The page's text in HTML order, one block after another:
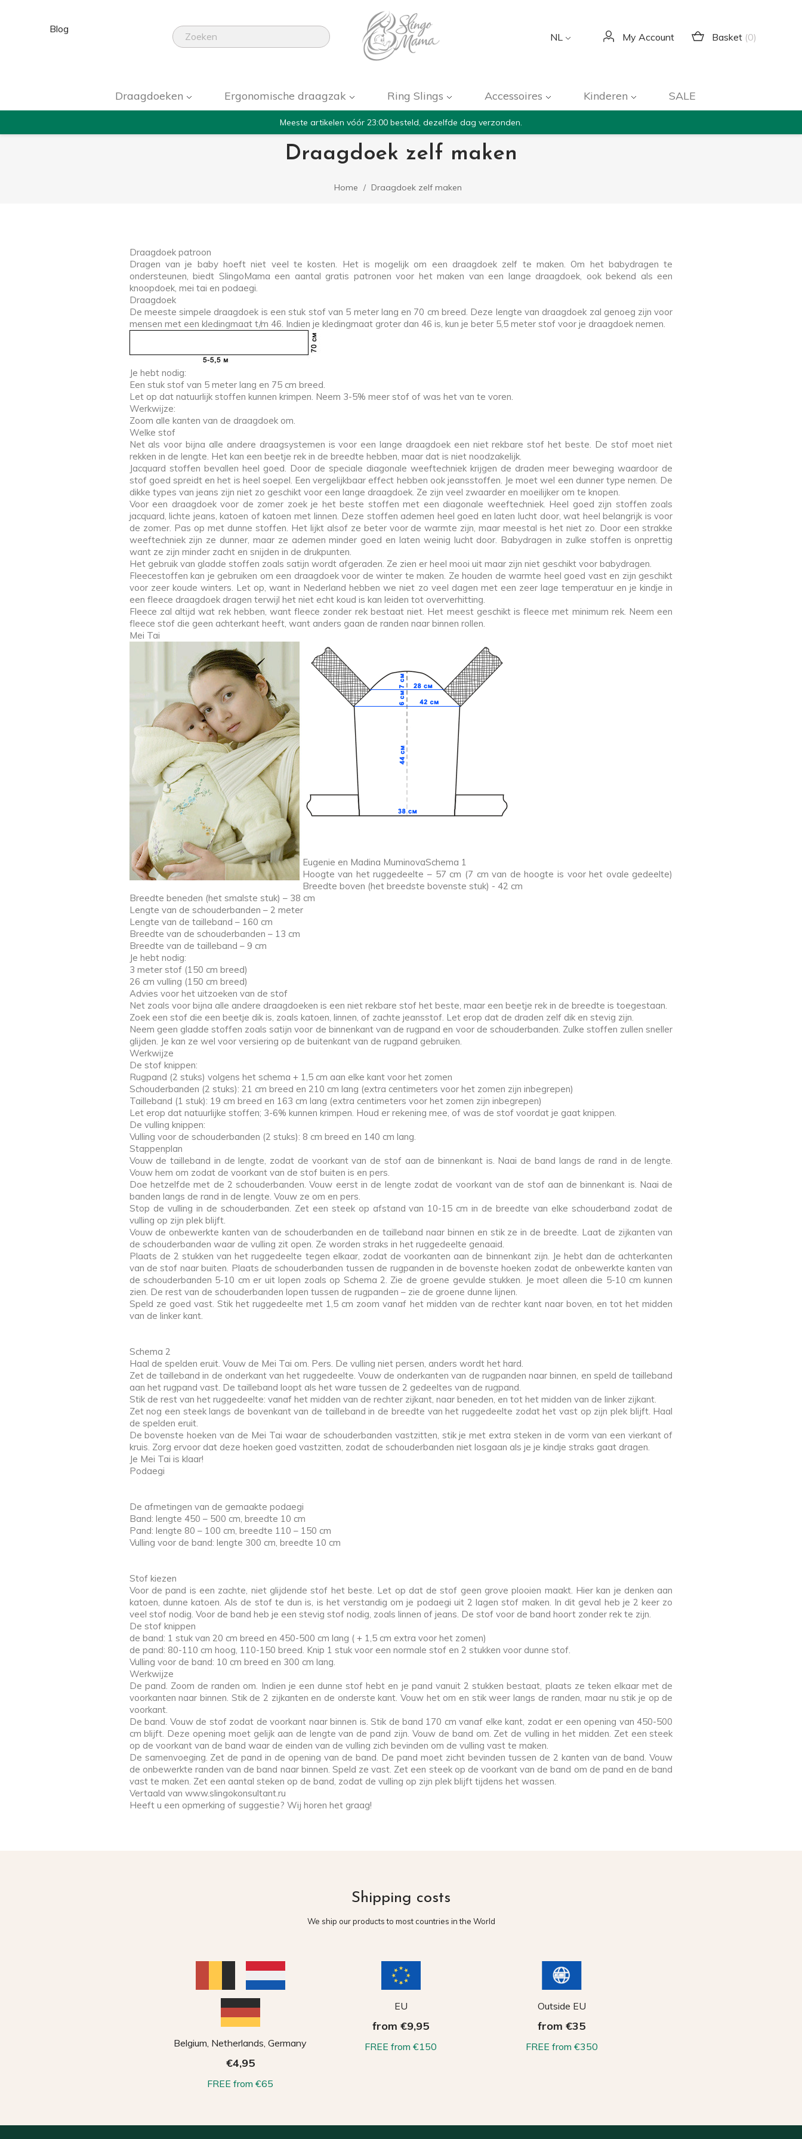
Blog
NL My Account Basket (0)
Draagdoeken Ergonomische draagzak Ring Slings Accessoires Kinderen SALE
Meeste artikelen vóór 23:00 besteld, dezelfde dag verzonden.
Draagdoek zelf maken
Home Draagdoek zelf maken
Draagdoek patroon
Dragen van je baby hoeft niet veel te kosten. Het is mogelijk om een draagdoek zelf te maken. Om het babydragen te
ondersteunen, biedt SlingoMama een aantal gratis patronen voor het maken van een lange draagdoek, ook bekend als een
knoopdoek, mei tai en podaegi.
Draagdoek
De meeste simpele draagdoek is een stuk stof van 5 meter lang en 70 cm breed. Deze lengte van draagdoek zal genoeg zijn voor
mensen met een kledingmaat t/m 46. Indien je kledingmaat groter dan 46 is, kun je beter 5,5 meter stof voor je draagdoek nemen.
Je hebt nodig:
Een stuk stof van 5 meter lang en 75 cm breed.
Let op dat natuurlijk stoffen kunnen krimpen. Neem 3-5% meer stof of was het van te voren.
Werkwijze:
Zoom alle kanten van de draagdoek om.
Welke stof
Net als voor bijna alle andere draagsystemen is voor een lange draagdoek een niet rekbare stof het beste. De stof moet niet
rekken in de lengte. Het kan een beetje rek in de breedte hebben, maar dat is niet noodzakelijk.
Jacquard stoffen bevallen heel goed. Door de speciale diagonale weeftechniek krijgen de draden meer beweging waardoor de
stof goed spreidt en het is heel soepel. Een vergelijkbaar effect hebben ook jeansstoffen. Je moet wel een dunner type nemen. De
dikke types van jeans zijn niet zo geschikt voor een lange draagdoek. Ze zijn veel zwaarder en moeilijker om te knopen.
Voor een draagdoek voor de zomer zoek je het beste stoffen met een diagonale weeftechniek. Heel goed zijn stoffen zoals
jacquard, lichte jeans, katoen of katoen met linnen. Deze stoffen ademen heel goed en laten lucht door, wat heel belangrijk is voor
de zomer. Pas op met dunne stoffen. Het lijkt alsof ze beter voor de warmte zijn, maar meestal is het niet zo. Door een strakke
weeftechniek zijn ze dunner, maar ze ademen minder goed en laten weinig lucht door. Babydragen in zulke stoffen is onprettig
want ze zijn minder zacht en snijden in de drukpunten.
Het gebruik van gladde stoffen zoals satijn wordt afgeraden. Ze zien er heel mooi uit maar zijn niet geschikt voor babydragen.
Fleecestoffen kan je gebruiken om een draagdoek voor de winter te maken. Ze houden de warmte heel goed vast en zijn geschikt
voor zeer koude winters. Let op, want in Nederland hebben we niet zo veel dagen met een zeer lage temperatuur en je kindje in
een fleece draagdoek dragen terwijl het niet echt koud is kan leiden tot oververhitting.
Fleece zal altijd wat rek hebben, want fleece zonder rek bestaat niet. Het meest geschikt is fleece met minimum rek. Neem een
fleece stof die geen achterkant heeft, want anders gaan de randen naar binnen rollen.
Mei Tai
Eugenie en Madina MuminovaSchema 1
Hoogte van het ruggedeelte – 57 cm (7 cm van de hoogte is voor het ovale gedeelte)
Breedte boven (het breedste bovenste stuk) - 42 cm
Breedte beneden (het smalste stuk) – 38 cm
Lengte van de schouderbanden – 2 meter
Lengte van de tailleband – 160 cm
Breedte van de schouderbanden – 13 cm
Breedte van de tailleband – 9 cm
Je hebt nodig:
3 meter stof (150 cm breed)
26 cm vulling (150 cm breed)
Advies voor het uitzoeken van de stof
Net zoals voor bijna alle andere draagdoeken is een niet rekbare stof het beste, maar een beetje rek in de breedte is toegestaan.
Zoek een stof die een beetje dik is, zoals katoen, linnen, of zachte jeansstof. Let erop dat de draden zelf dik en stevig zijn.
Neem geen gladde stoffen zoals satijn voor de binnenkant van de rugpand en voor de schouderbanden. Zulke stoffen zullen sneller
glijden. Je kan ze wel voor versiering op de buitenkant van de rugpand gebruiken.
Werkwijze
De stof knippen:
Rugpand (2 stuks) volgens het schema + 1,5 cm aan elke kant voor het zomen
Schouderbanden (2 stuks): 21 cm breed en 210 cm lang (extra centimeters voor het zomen zijn inbegrepen)
Tailleband (1 stuk): 19 cm breed en 163 cm lang (extra centimeters voor het zomen zijn inbegrepen)
Let erop dat natuurlijke stoffen; 3-6% kunnen krimpen. Houd er rekening mee, of was de stof voordat je gaat knippen.
De vulling knippen:
Vulling voor de schouderbanden (2 stuks): 8 cm breed en 140 cm lang.
Stappenplan
Vouw de tailleband in de lengte, zodat de voorkant van de stof aan de binnenkant is. Naai de band langs de rand in de lengte.
Vouw hem om zodat de voorkant van de stof buiten is en pers.
Doe hetzelfde met de 2 schouderbanden. Vouw eerst in de lengte zodat de voorkant van de stof aan de binnenkant is. Naai de
banden langs de rand in de lengte. Vouw ze om en pers.
Stop de vulling in de schouderbanden. Zet een steek op afstand van 10-15 cm in de breedte van elke schouderband zodat de
vulling op zijn plek blijft.
Vouw de onbewerkte kanten van de schouderbanden en de tailleband naar binnen en stik ze in de breedte. Laat de zijkanten van
de schouderbanden waar de vulling zit open. Ze worden straks in het ruggedeelte genaaid.
Plaats de 2 stukken van het ruggedeelte tegen elkaar, zodat de voorkanten aan de binnenkant zijn. Je hebt dan de achterkanten
van de stof naar buiten. Plaats de schouderbanden tussen de rugpanden in de bovenste hoeken zodat de onbewerkte kanten van
de schouderbanden 5-10 cm er uit lopen zoals op Schema 2. Zie de groene gevulde stukken. Je moet alleen die 5-10 cm kunnen
zien. De rest van de schouderbanden lopen tussen de rugpanden – zie de groene dunne lijnen.
Speld ze goed vast. Stik het ruggedeelte met 1,5 cm zoom vanaf het midden van de rechter kant naar boven, en tot het midden
van de linker kant.
Schema 2
Haal de spelden eruit. Vouw de Mei Tai om. Pers. De vulling niet persen, anders wordt het hard.
Zet de tailleband in de onderkant van het ruggedeelte. Vouw de onderkanten van de rugpanden naar binnen, en speld de tailleband
aan het rugpand vast. De tailleband loopt als het ware tussen de 2 gedeeltes van de rugpand.
Stik de rest van het ruggedeelte: vanaf het midden van de rechter zijkant, naar beneden, en tot het midden van de linker zijkant.
Zet nog een steek langs de bovenkant van de tailleband in de breedte van het ruggedeelte zodat het vast op zijn plek blijft. Haal
de spelden eruit.
De bovenste hoeken van de Mei Tai waar de schouderbanden vastzitten, stik je met extra steken in de vorm van een vierkant of
kruis. Zorg ervoor dat deze hoeken goed vastzitten, zodat de schouderbanden niet losgaan als je je kindje straks gaat dragen.
Je Mei Tai is klaar!
Podaegi
De afmetingen van de gemaakte podaegi
Band: lengte 450 – 500 cm, breedte 10 cm
Pand: lengte 80 – 100 cm, breedte 110 – 150 cm
Vulling voor de band: lengte 300 cm, breedte 10 cm
Stof kiezen
Voor de pand is een zachte, niet glijdende stof het beste. Let op dat de stof geen grove plooien maakt. Hier kan je denken aan
katoen, dunne katoen. Als de stof te dun is, is het verstandig om je podaegi uit 2 lagen stof maken. In dit geval heb je 2 keer zo
veel stof nodig. Voor de band heb je een stevig stof nodig, zoals linnen of jeans. De stof voor de band hoort zonder rek te zijn.
De stof knippen
de band: 1 stuk van 20 cm breed en 450-500 cm lang ( + 1,5 cm extra voor het zomen)
de pand: 80-110 cm hoog, 110-150 breed. Knip 1 stuk voor een normale stof en 2 stukken voor dunne stof.
Vulling voor de band: 10 cm breed en 300 cm lang.
Werkwijze
De pand. Zoom de randen om. Indien je een dunne stof hebt en je pand vanuit 2 stukken bestaat, plaats ze teken elkaar met de
voorkanten naar binnen. Stik de 2 zijkanten en de onderste kant. Vouw het om en stik weer langs de randen, maar nu stik je op de
voorkant.
De band. Vouw de stof zodat de voorkant naar binnen is. Stik de band 170 cm vanaf elke kant, zodat er een opening van 450-500
cm blijft. Deze opening moet gelijk aan de lengte van de pand zijn. Vouw de band om. Zet de vulling in het midden. Zet een steek
op de voorkant van de band waar de einden van de vulling zich bevinden om de vulling vast te maken.
De samenvoeging. Zet de pand in de opening van de band. De pand moet zicht bevinden tussen de 2 kanten van de band. Vouw
de onbewerkte randen van de band naar binnen. Speld ze vast. Zet een steek op de voorkant van de band om de pand en de band
vast te maken. Zet een aantal steken op de band, zodat de vulling op zijn plek blijft tijdens het wassen.
Vertaald van www.slingokonsultant.ru
Heeft u een opmerking of suggestie? Wij horen het graag!
Shipping costs
We ship our products to most countries in the World
Belgium, Netherlands, Germany
€4,95
FREE from €65
EU
from €9,95
FREE from €150
Outside EU
from €35
FREE from €350